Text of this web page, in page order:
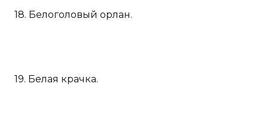
18. Белоголовый орлан.
19. Белая крачка.